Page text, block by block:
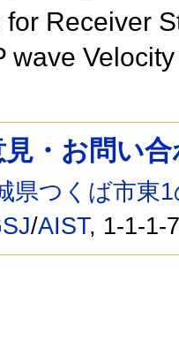
Receiver
wave
見・お問い
県つくば市東
/AIST, 1-1-1-